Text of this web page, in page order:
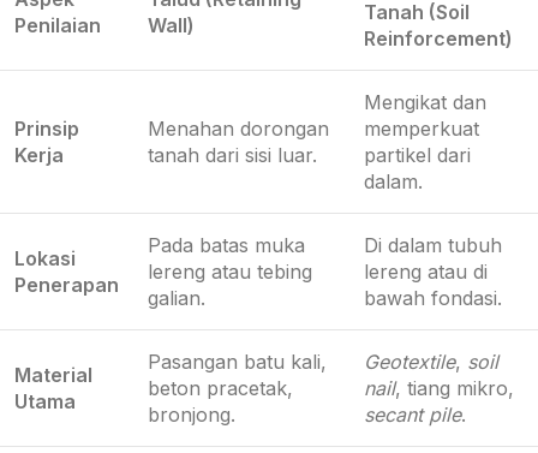
Penilaian
Wall)
Tanah (Soil
Reinforcement)
Prinsip
Kerja
Menahan dorongan
tanah dari sisi luar.
Mengikat dan
memperkuat
partikel dari
dalam.
Lokasi
Penerapan
Pada batas muka
lereng atau tebing
galian.
Di dalam tubuh
lereng atau di
bawah fondasi.
Material
Utama
Pasangan batu kali,
beton pracetak,
bronjong.
Geotextile, soil
nail, tiang mikro,
secant pile.